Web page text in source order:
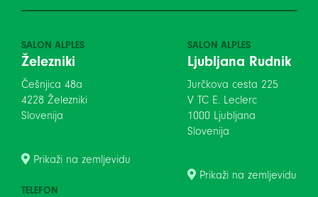
SALON ALPLES
Železniki
Češnjica 48a
4228 Železniki
Slovenija
Prikaži na zemljevidu
TELEFON
SALON ALPLES
Ljubljana Rudnik
Jurčkova cesta 225
V TC E. Leclerc
1000 Ljubljana
Slovenija
Prikaži na zemljevidu